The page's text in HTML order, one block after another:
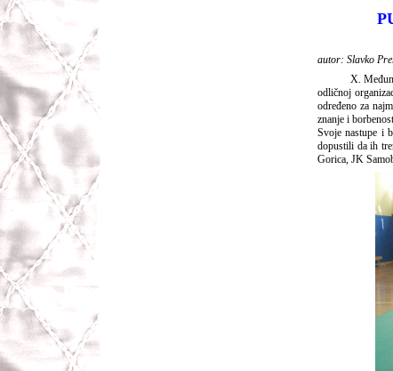
autor: Slavko
X.
odličnoj
određeno za
znanje i
Svoje nastupe i
dopustili da ih
Gorica, JK